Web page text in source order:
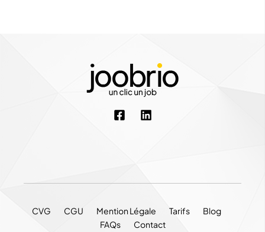
CVG CGU Mention Légale Tarifs
Blog
FAQs
Contact